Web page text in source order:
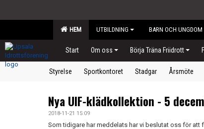
HEM UTBILDNING BARN OCH UNGDOM
Start Om oss Börja Träna Friidrott
Styrelse Sportkontoret Stadgar Årsmöte
Nya UIF-klädkollektion - 5
2018-11-21 15:09
Som tidigare har meddelats har vi beslutat oss för att